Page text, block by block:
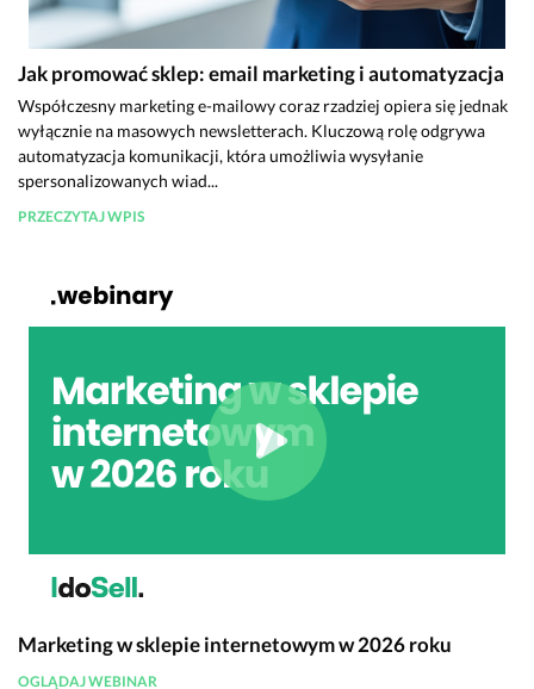
Jak promować sklep: email marketing i automatyzacja
Współczesny marketing e-mailowy coraz rzadziej opiera się jednak
wyłącznie na masowych newsletterach. Kluczową rolę odgrywa
automatyzacja komunikacji, która umożliwia wysyłanie
spersonalizowanych wiad...
PRZECZYTAJ WPIS
Marketing w sklepie internetowym w 2026 roku
OGLĄDAJ WEBINAR